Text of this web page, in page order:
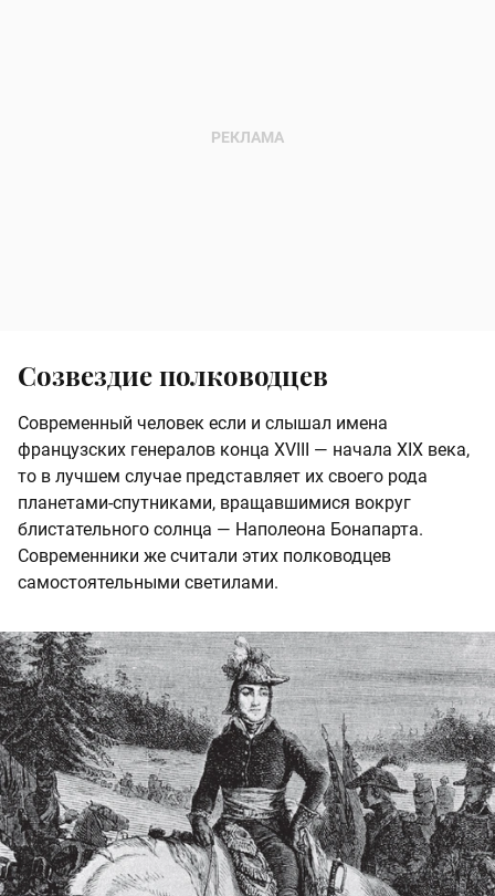
Созвездие полководцев
Современный человек если и слышал имена
французских генералов конца XVIII — начала XIX века,
то в лучшем случае представляет их своего рода
планетами-спутниками, вращавшимися вокруг
блистательного солнца — Наполеона Бонапарта.
Современники же считали этих полководцев
самостоятельными светилами.